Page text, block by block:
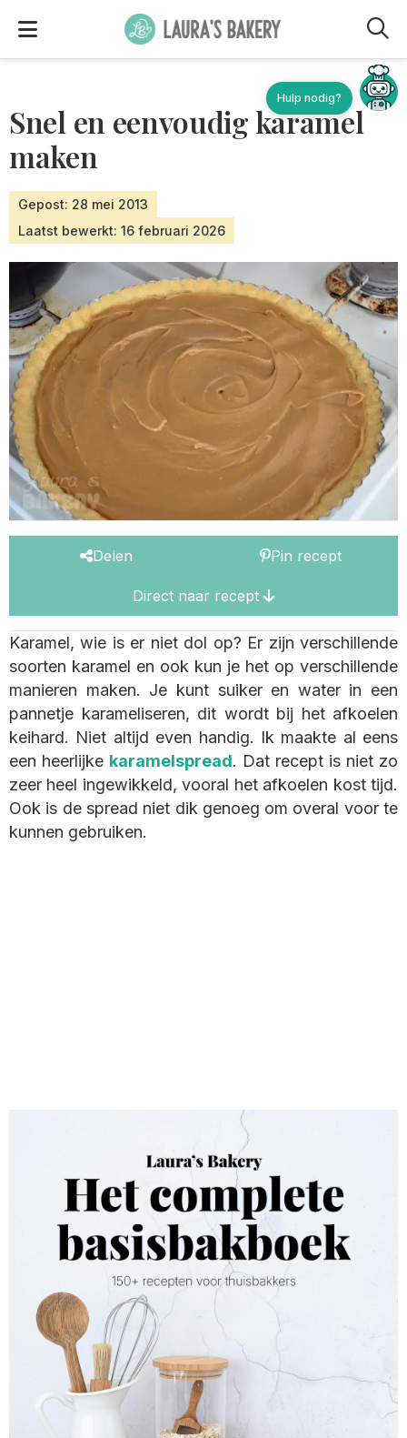
Snel en eenvoudig karamel
maken
Gepost: 28 mei 2013
Laatst bewerkt: 16 februari 2026
Delen Pin recept
Direct naar recept
Karamel, wie is er niet dol op? Er zijn verschillende
soorten karamel en ook kun je het op verschillende
manieren maken. Je kunt suiker en water in een
pannetje karameliseren, dit wordt bij het afkoelen
keihard. Niet altijd even handig. Ik maakte al eens
een heerlijke karamelspread. Dat recept is niet zo
zeer heel ingewikkeld, vooral het afkoelen kost tijd.
Ook is de spread niet dik genoeg om overal voor te
kunnen gebruiken.
Hulp nodig?